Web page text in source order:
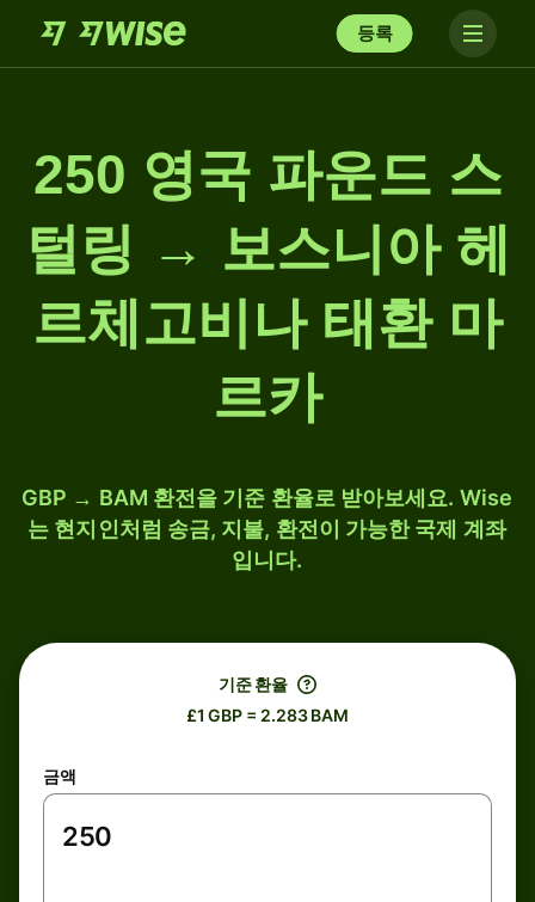
등록
250 영국 파운드 스
털링 → 보스니아 헤
르체고비나 태환 마
르카
GBP → BAM 환전을 기준 환율로 받아보세요. Wise
는 현지인처럼 송금, 지불, 환전이 가능한 국제 계좌
입니다.
기준 환율
£1 GBP = 2.283 BAM
금액